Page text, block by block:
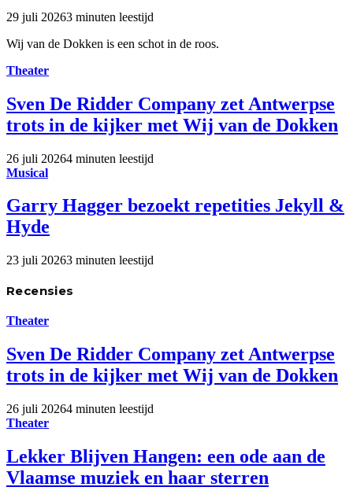
29 juli 20263 minuten leestijd
Wij van de Dokken is een schot in de roos.
Theater
Sven De Ridder Company zet Antwerpse
trots in de kijker met Wij van de Dokken
26 juli 20264 minuten leestijd
Musical
Garry Hagger bezoekt repetities Jekyll &
Hyde
23 juli 20263 minuten leestijd
Recensies
Theater
Sven De Ridder Company zet Antwerpse
trots in de kijker met Wij van de Dokken
26 juli 20264 minuten leestijd
Theater
Lekker Blijven Hangen: een ode aan de
Vlaamse muziek en haar sterren